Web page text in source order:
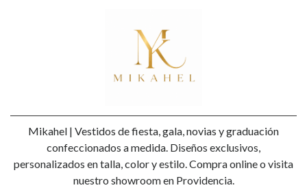
Mikahel | Vestidos de fiesta, gala, novias y graduación
confeccionados a medida. Diseños exclusivos,
personalizados en talla, color y estilo. Compra online o visita
nuestro showroom en Providencia.